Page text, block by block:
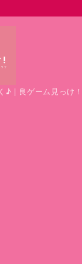
♪ | 良ゲーム見っけ！